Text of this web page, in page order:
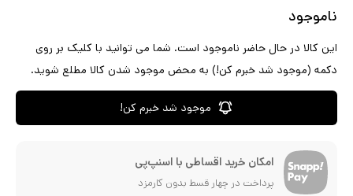
ناموجود
این کالا در حال حاضر ناموجود است. شما می توانید با کلیک بر روی
دکمه (موجود شد خبرم کن!) به محض موجود شدن کالا مطلع شوید.
موجود شد خبرم کن!
امکان خرید اقساطی با اسنپ‌پی
پرداخت در چهار قسط بدون کارمزد